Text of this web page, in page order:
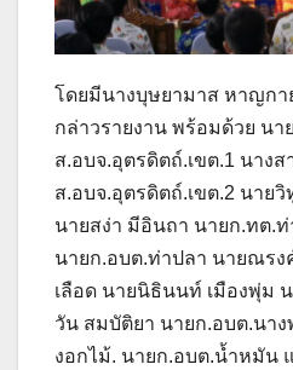
โดยมีนางบุษยามาส หาญกา
กล่าวรายงาน พร้อมด้วย น
ส.อบจ.อุตรดิตถ์.เขต.1 นาง
ส.อบจ.อุตรดิตถ์.เขต.2 นาย
นายสง่า มีอินถา นายก.ทต.
นายก.อบต.ท่าปลา นายณรง
เลือด นายนิธินนท์ เมืองพุ่ม
วัน สมบัติยา นายก.อบต.นา
งอกไม้. นายก.อบต.น้ำหมัน